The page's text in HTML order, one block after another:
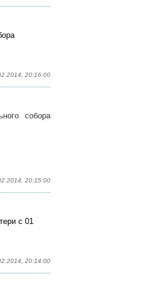
20:16:00
собора
20:15:00
с 01
20:14:00